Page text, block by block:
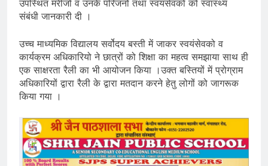
उपस्थित मरीजों व उनके परिजनों तथा स्वयंसेवकों को स्वास्थ्य
संबंधी जानकारी दी ।
उच्च माध्यमिक विद्यालय सर्वोदय बस्ती में जाकर स्वयंसेवको व
कार्यक्रम अधिकारियो ने छात्रों को शिक्षा का महत्व समझाया साथ ही
एक साक्षरता रैली का भी आयोजन किया ।उक्त बस्तियों में प्रोग्राम
अधिकारियों द्वारा रैली के द्वारा मतदान करने हेतु लोगों को जागरूक
किया गया ।